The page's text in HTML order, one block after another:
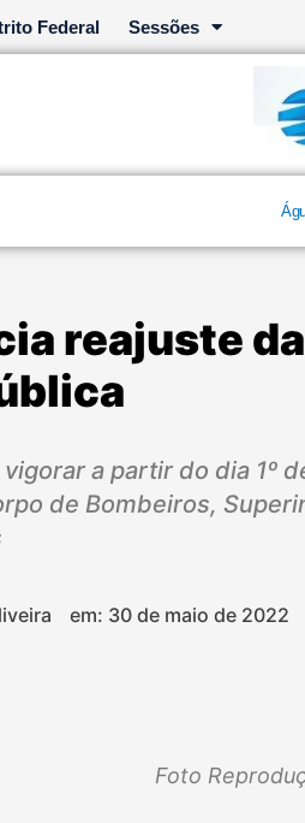
Federal Sessões
reajuste
a partir do dia 1º
de Bombeiros,
em: 30 de maio de 2022
Foto